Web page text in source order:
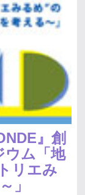
』創
ウム「地
リエみ
」